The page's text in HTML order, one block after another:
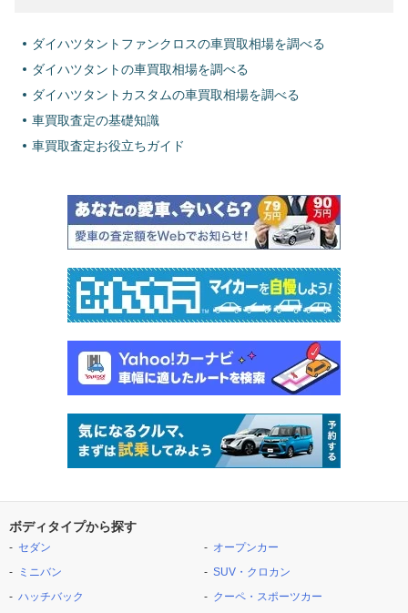
ダイハツタントファンクロスの車買取相場を調べる
ダイハツタントの車買取相場を調べる
ダイハツタントカスタムの車買取相場を調べる
車買取査定の基礎知識
車買取査定お役立ちガイド
ボディタイプから探す
セダン
ミニバン
ハッチバック
オープンカー
SUV・クロカン
クーペ・スポーツカー